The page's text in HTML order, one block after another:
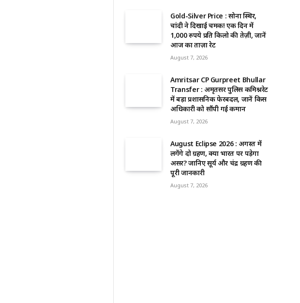
Gold-Silver Price : सोना स्थिर,
चांदी ने दिखाई चमक! एक दिन में
1,000 रुपये प्रति किलो की तेज़ी, जानें
आज का ताज़ा रेट
August 7, 2026
Amritsar CP Gurpreet Bhullar
Transfer : अमृतसर पुलिस कमिश्नरेट
में बड़ा प्रशासनिक फेरबदल, जानें किस
अधिकारी को सौंपी गई कमान
August 7, 2026
August Eclipse 2026 : अगस्त में
लगेंगे दो ग्रहण, क्या भारत पर पड़ेगा
असर? जानिए सूर्य और चंद्र ग्रहण की
पूरी जानकारी
August 7, 2026